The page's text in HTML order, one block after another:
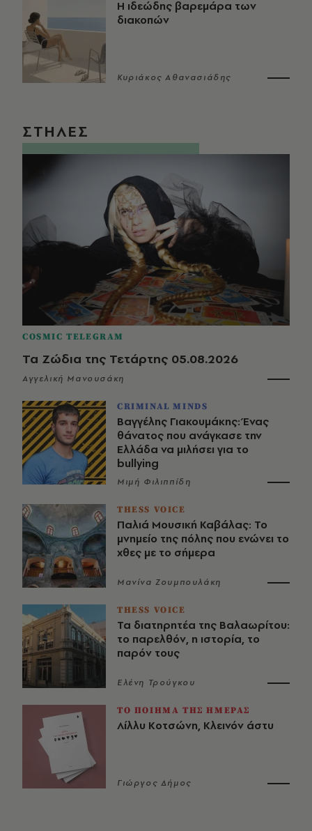
Η ιδεώδης βαρεμάρα των
διακοπών
Κυριάκος Αθανασιάδης
ΣΤΗΛΕΣ
COSMIC TELEGRAM
Τα Ζώδια της Τετάρτης 05.08.2026
Αγγελική Μανουσάκη
CRIMINAL MINDS
Βαγγέλης Γιακουμάκης: Ένας
θάνατος που ανάγκασε την
Ελλάδα να μιλήσει για το
bullying
Μιμή Φιλιππίδη
THESS VOICE
Παλιά Μουσική Καβάλας: Το
μνημείο της πόλης που ενώνει το
χθες με το σήμερα
Μανίνα Ζουμπουλάκη
THESS VOICE
Τα διατηρητέα της Βαλαωρίτου:
το παρελθόν, η ιστορία, το
παρόν τους
Ελένη Τρούγκου
ΤΟ ΠΟΙΗΜΑ ΤΗΣ ΗΜΕΡΑΣ
Λίλλυ Κοτσώνη, Κλεινόν άστυ
Γιώργος Δήμος